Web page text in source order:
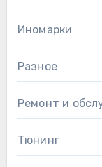
Иномарки
Разное
Ремонт и
Тюнинг